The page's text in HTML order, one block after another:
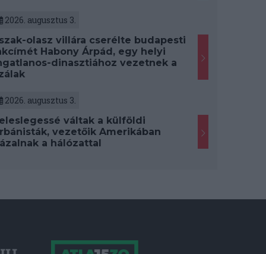
2026. augusztus 3.
olasz villára cserélte budapesti
Habony Árpád, egy helyi
dinasztiához vezetnek a
2026. augusztus 3.
váltak a külföldi
vezetőik Amerikában
a hálózattal